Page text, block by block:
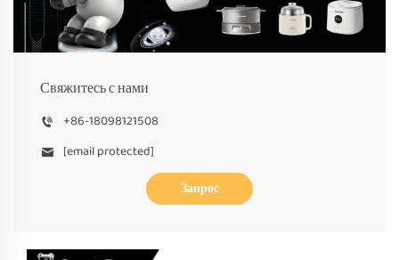
Свяжитесь с нами
+86-18098121508
[email protected]
Запрос